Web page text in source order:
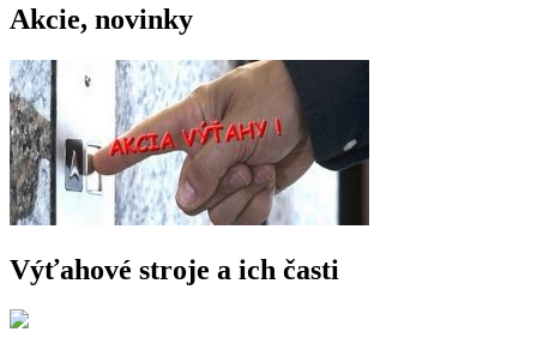
Akcie, novinky
Výťahové stroje a ich časti